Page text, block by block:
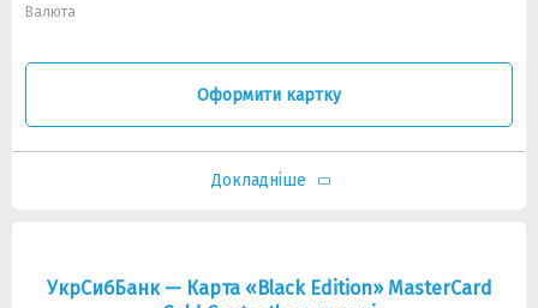
Валюта
Оформити картку
Докладніше
УкрСибБанк — Карта «Black Edition» MasterCard